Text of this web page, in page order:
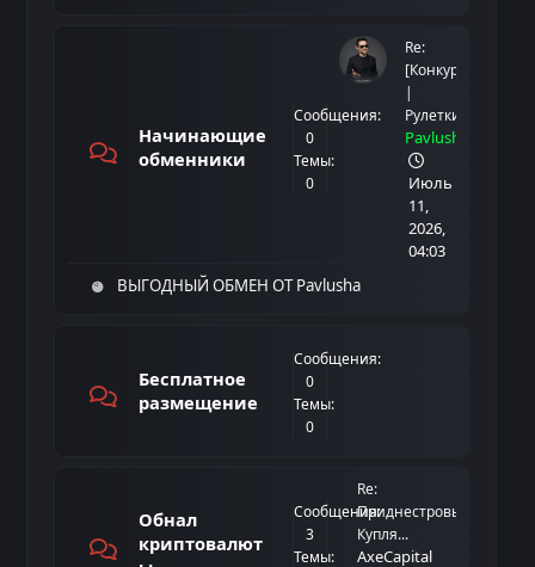
Начинающие
обменники
Сообщения:
0
Темы:
0
Re:
[Конкурсы
|
Рулетки]...
Pavlusha
Июль
11,
2026,
04:03
ВЫГОДНЫЙ ОБМЕН ОТ Pavlusha
Бесплатное
размещение
Сообщения:
0
Темы:
0
Обнал
криптовалют
Сообщения:
3
Темы:
Re:
Приднестровье.
Купля...
AxeCapital